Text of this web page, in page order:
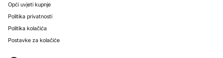
Opći uvjeti kupnje
Politika privatnosti
Politika kolačića
Postavke za kolačiće